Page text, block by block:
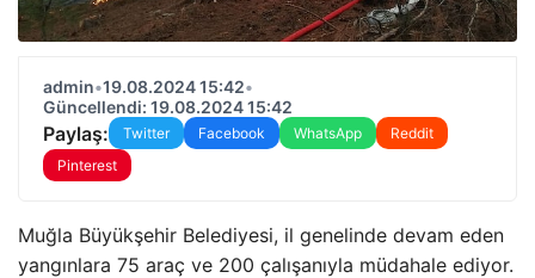
admin•19.08.2024 15:42•
Güncellendi: 19.08.2024 15:42
Paylaş: Twitter Facebook WhatsApp
Reddit
Pinterest
Muğla Büyükşehir Belediyesi, il genelinde devam eden
yangınlara 75 araç ve 200 çalışanıyla müdahale ediyor.